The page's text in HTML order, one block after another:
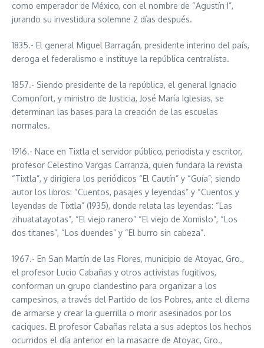
como emperador de México, con el nombre de “Agustín I”,
jurando su investidura solemne 2 días después.
1835.- El general Miguel Barragán, presidente interino del país,
deroga el federalismo e instituye la república centralista.
1857.- Siendo presidente de la república, el general Ignacio
Comonfort, y ministro de Justicia, José María Iglesias, se
determinan las bases para la creación de las escuelas
normales.
1916.- Nace en Tixtla el servidor público, periodista y escritor,
profesor Celestino Vargas Carranza, quien fundara la revista
“Tixtla”, y dirigiera los periódicos “El Cautín” y “Guía”; siendo
autor los libros: “Cuentos, pasajes y leyendas” y “Cuentos y
leyendas de Tixtla” (1935), donde relata las leyendas: “Las
zihuatatayotas”, “El viejo ranero” “El viejo de Xomislo”, “Los
dos titanes”, “Los duendes” y “El burro sin cabeza”.
1967.- En San Martín de las Flores, municipio de Atoyac, Gro.,
el profesor Lucio Cabañas y otros activistas fugitivos,
conforman un grupo clandestino para organizar a los
campesinos, a través del Partido de los Pobres, ante el dilema
de armarse y crear la guerrilla o morir asesinados por los
caciques. El profesor Cabañas relata a sus adeptos los hechos
ocurridos el día anterior en la masacre de Atoyac, Gro.,